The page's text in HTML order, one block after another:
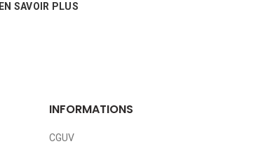
EN SAVOIR PLUS
INFORMATIONS
CGUV